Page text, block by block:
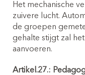
Het mechanische
zuivere lucht.
de groepen
gehalte stijgt zal
aanvoeren.
Artikel.27.: